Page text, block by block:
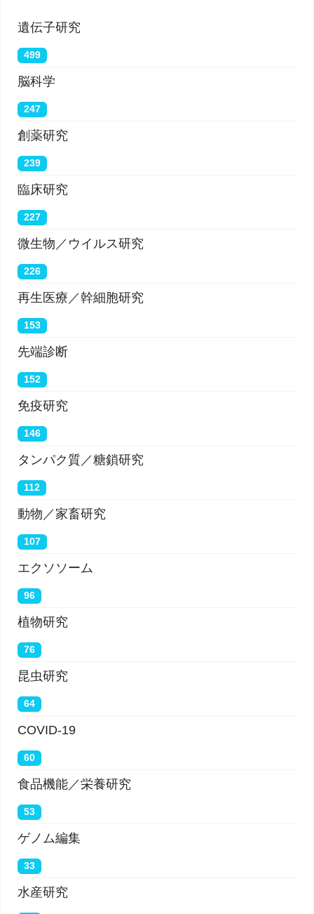
遺伝子研究
499
脳科学
247
創薬研究
239
臨床研究
227
微生物／ウイルス研究
226
再生医療／幹細胞研究
153
先端診断
152
免疫研究
146
タンパク質／糖鎖研究
112
動物／家畜研究
107
エクソソーム
96
植物研究
76
昆虫研究
64
COVID-19
60
食品機能／栄養研究
53
ゲノム編集
33
水産研究